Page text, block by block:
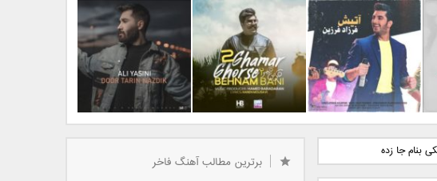
دانلود آهنگ جدید فرزاد
فرزین بنام آتیش
بانی بنام قرص قمر 2
یاسینی بنام دورترین نزدیک
بنام جا زده
برترین مطالب آهنگ فاخر